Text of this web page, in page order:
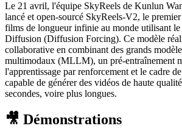
Le 21 avril, l'équipe SkyReels de Kunlun
lancé et open-sourcé SkyReels-V2, le
films de longueur infinie au monde utilisant le
Diffusion (Diffusion Forcing). Ce modèle
collaborative en combinant des grands
multimodaux (MLLM), un pré-entraînement
l'apprentissage par renforcement et le cadre
capable de générer des vidéos de haute
secondes, voire plus longues.
🎥 Démonstrations